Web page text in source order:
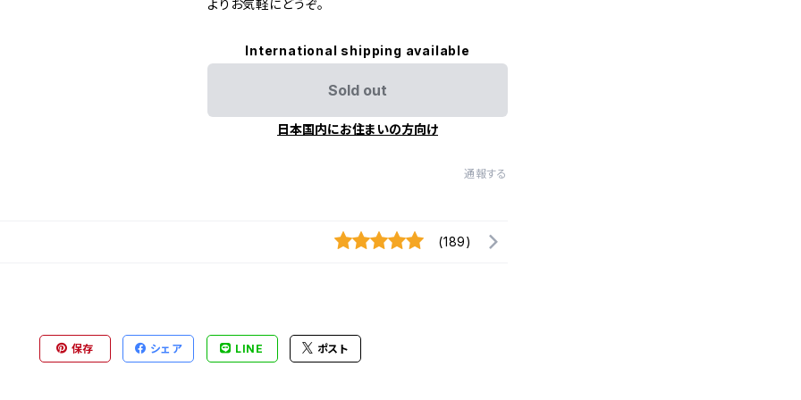
よりお気軽にどうぞ。
International shipping available
Sold out
日本国内にお住まいの方向け
通報する
(189)
保存 シェア LINE ポスト